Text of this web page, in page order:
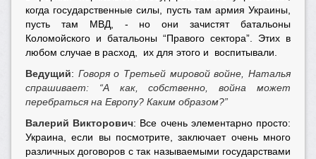
когда государственные силы, пусть там армия Украины,
пусть там МВД, - но они зачистят батальоны
Коломойского и батальоны “Правого сектора”. Этих в
любом случае в расход, их для этого и воспитывали.
Ведущий: Говоря о Третьей мировой войне, Наталья
спрашивает: “А как, собственно, война может
перебраться на Европу? Каким образом?”
Валерий Викторович: Все очень элементарно просто:
Украина, если вы посмотрите, заключает очень много
различных договоров с так называемыми государствами